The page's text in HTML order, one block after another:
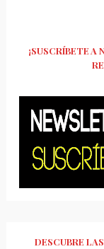
¡SUSCRÍBETE A
DESCUBRE